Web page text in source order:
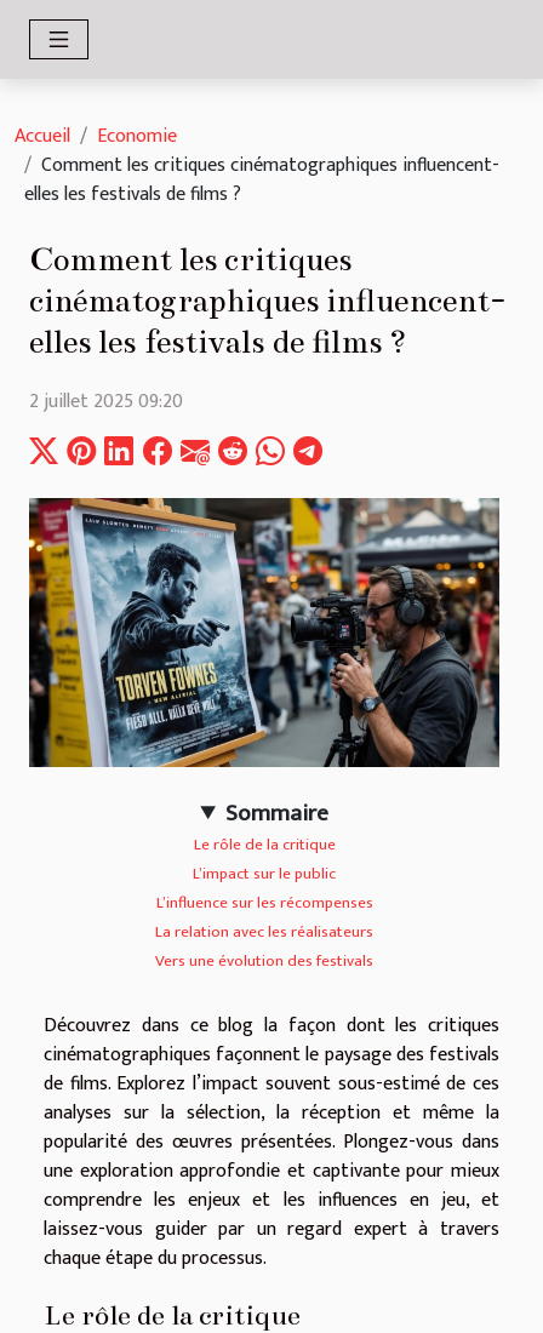
Accueil
Economie
Comment les critiques cinématographiques influencent-
elles les festivals de films ?
Comment les critiques
cinématographiques influencent-
elles les festivals de films ?
2 juillet 2025 09:20
Sommaire
Le rôle de la critique
L’impact sur le public
L’influence sur les récompenses
La relation avec les réalisateurs
Vers une évolution des festivals
Découvrez dans ce blog la façon dont les critiques
cinématographiques façonnent le paysage des festivals
de films. Explorez l’impact souvent sous-estimé de ces
analyses sur la sélection, la réception et même la
popularité des œuvres présentées. Plongez-vous dans
une exploration approfondie et captivante pour mieux
comprendre les enjeux et les influences en jeu, et
laissez-vous guider par un regard expert à travers
chaque étape du processus.
Le rôle de la critique